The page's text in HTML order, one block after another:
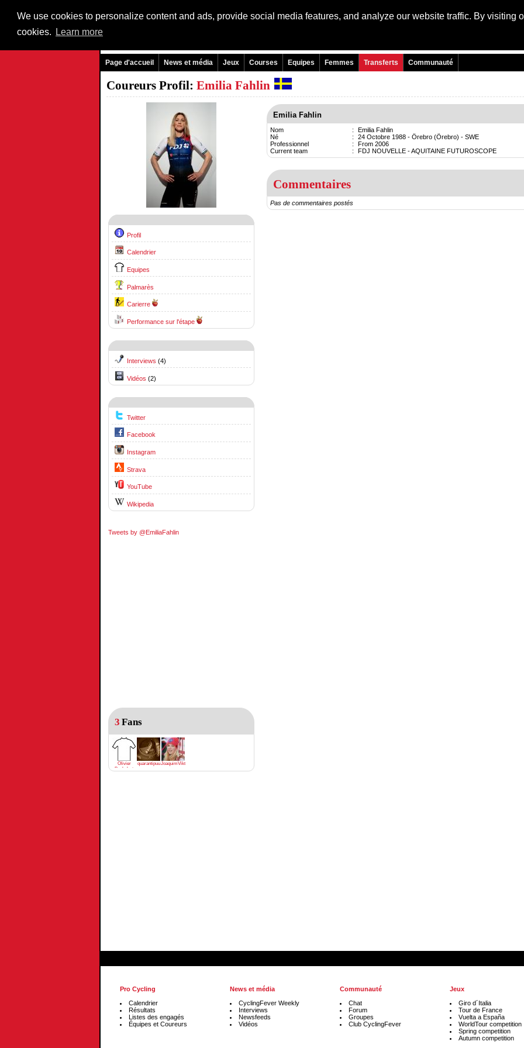
We use cookies to personalize content and ads, provide social media features, and analyze our website traffic. By visiting
cookies.
Learn more
Page d'accueil News et média Jeux Courses Equipes Femmes Transferts Communauté
Coureurs Profil: Emilia Fahlin
Profil
Calendrier
Equipes
Palmarès
Carierre
Performance sur l'étape
Interviews (4)
Vidéos (2)
Twitter
Facebook
Instagram
Strava
YouTube
Wikipedia
Tweets by @EmiliaFahlin
3 Fans
Olivier
Bachelart
quarantipuuJoaquimViktrodriguez
Emilia Fahlin
Nom :
Emilia Fahlin
Né
:
24 Octobre 1988 - Örebro (Örebro) - SWE
Professionnel
:
From 2006
Current team
: FDJ NOUVELLE - AQUITAINE FUTUROSCOPE
Commentaires
Pas de commentaires postés
Pro Cycling
Calendrier
Résultats
Listes des engagés
Équipes et Coureurs
News et média
CyclingFever Weekly
Interviews
Newsfeeds
Vidéos
Communauté
Chat
Forum
Groupes
Club CyclingFever
Jeux
Giro d´Italia
Tour de France
Vuelta a España
WorldTour competition
Spring competition
Autumn competition